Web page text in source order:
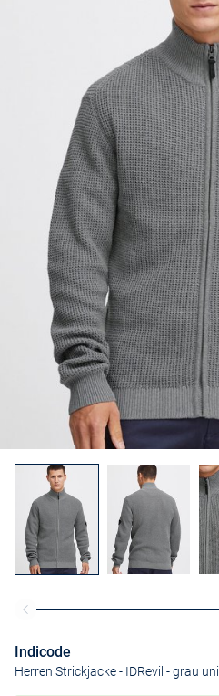
Indicode
Herren Strickjacke - IDRevil - grau uni